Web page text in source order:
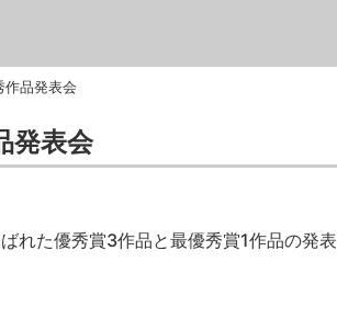
作品発表会
発表会
れた優秀賞3作品と最優秀賞1作品の発表